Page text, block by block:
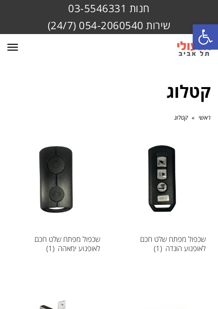
פתח סרגל נגישות
חנות 03-5546331
שירות 054-2060540 (24/7)
קטלוג
ראשי » קטלוג
שכפול מפתח שלט חכם
לאופנוע הונדה (1)
שכפול מפתח שלט חכם
לאופנוע ימאהה (1)